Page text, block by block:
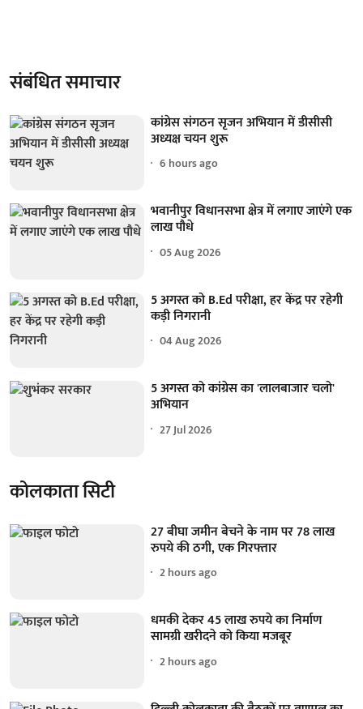
संबंधित समाचार
कांग्रेस संगठन सृजन अभियान में डीसीसी
अध्यक्ष चयन शुरू
6 hours ago
भवानीपुर विधानसभा क्षेत्र में लगाए जाएंगे एक
लाख पौधे
05 Aug 2026
5 अगस्त को B.Ed परीक्षा, हर केंद्र पर रहेगी
कड़ी निगरानी
04 Aug 2026
5 अगस्त को कांग्रेस का 'लालबाजार चलो'
अभियान
27 Jul 2026
कोलकाता सिटी
27 बीघा जमीन बेचने के नाम पर 78 लाख
रुपये की ठगी, एक गिरफ्तार
2 hours ago
धमकी देकर 45 लाख रुपये का निर्माण
सामग्री खरीदने को किया मजबूर
2 hours ago